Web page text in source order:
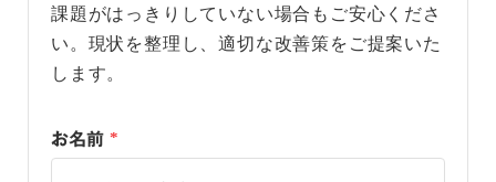
課題がはっきりしていない場合もご安心くださ
い。現状を整理し、適切な改善策をご提案いた
します。
お名前 *